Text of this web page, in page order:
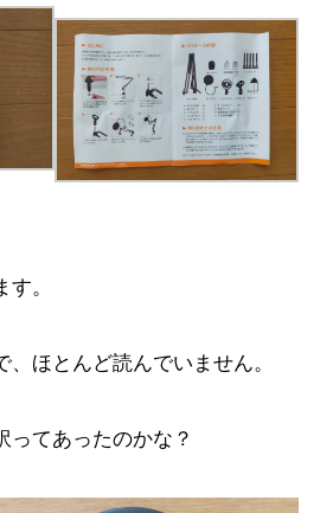
。
ほとんど読んでいません。
ってあったのかな？